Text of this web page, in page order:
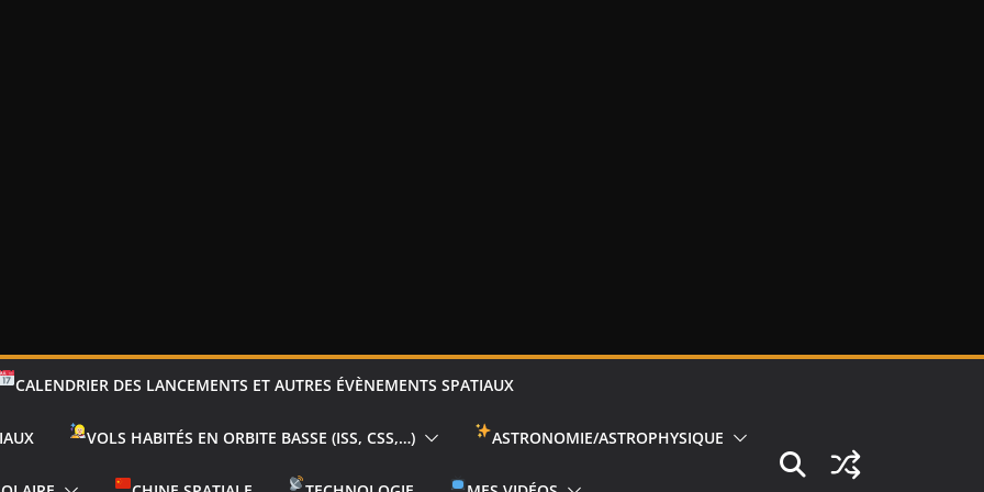
CALENDRIER DES LANCEMENTS ET AUTRES ÉVÈNEMENTS SPATIAUX
VOLS HABITÉS EN ORBITE BASSE (ISS, CSS,…) ASTRONOMIE/ASTROPHYSIQUE